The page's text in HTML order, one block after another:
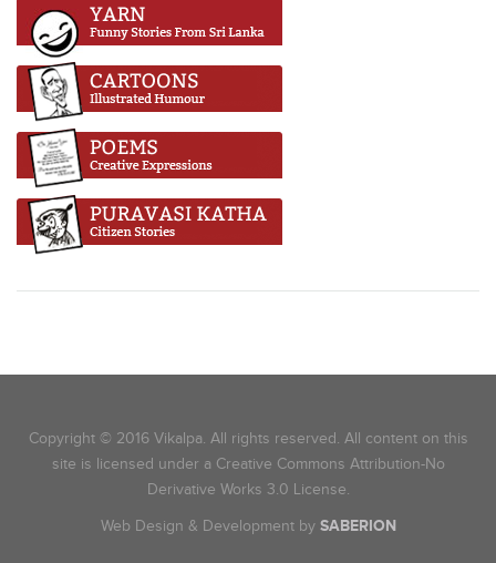
Copyright © 2016 Vikalpa. All rights reserved. All content on this
site is licensed under a Creative Commons Attribution-No
Derivative Works 3.0 License.
Web Design & Development by SABERION